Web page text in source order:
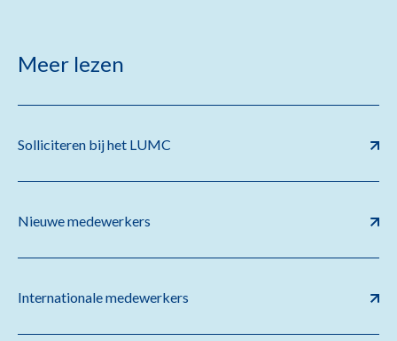
Meer lezen
Solliciteren bij het LUMC
Nieuwe medewerkers
Internationale medewerkers